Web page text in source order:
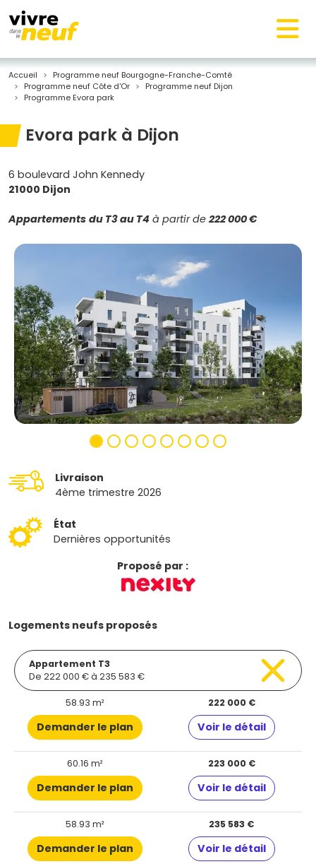
Accueil
Programme neuf Bourgogne-Franche-Comté
Programme neuf Côte d'Or
Programme neuf Dijon
Programme Evora park
Evora park à Dijon
6 boulevard John Kennedy
21000 Dijon
Appartements du T3 au T4 à partir de 222 000 €
Livraison
4ème trimestre 2026
État
Dernières opportunités
Proposé par :
Logements neufs proposés
Appartement T3
De 222 000 € à 235 583 €
58.93 m² 222 000 €
Demander le plan Voir le détail
60.16 m² 223 000 €
Demander le plan Voir le détail
58.93 m² 235 583 €
Demander le plan Voir le détail